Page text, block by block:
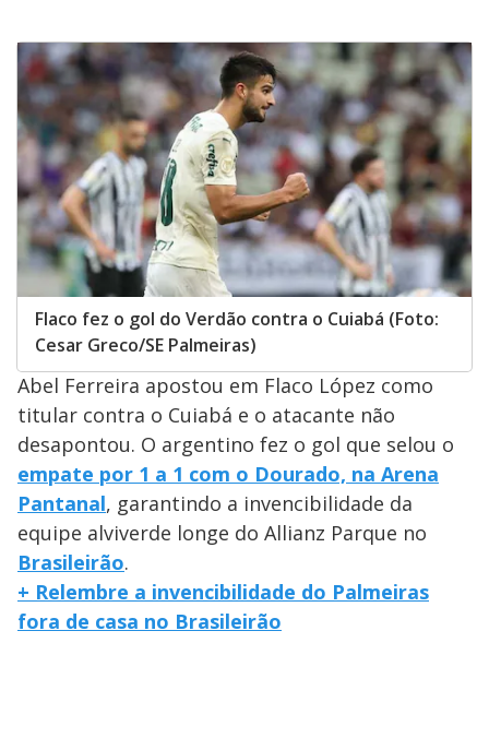
Flaco fez o gol do Verdão contra o Cuiabá (Foto:
Cesar Greco/SE Palmeiras)
Abel Ferreira apostou em Flaco López como
titular contra o Cuiabá e o atacante não
desapontou. O argentino fez o gol que selou o
empate por 1 a 1 com o Dourado, na Arena
Pantanal, garantindo a invencibilidade da
equipe alviverde longe do Allianz Parque no
Brasileirão.
+ Relembre a invencibilidade do Palmeiras
fora de casa no Brasileirão